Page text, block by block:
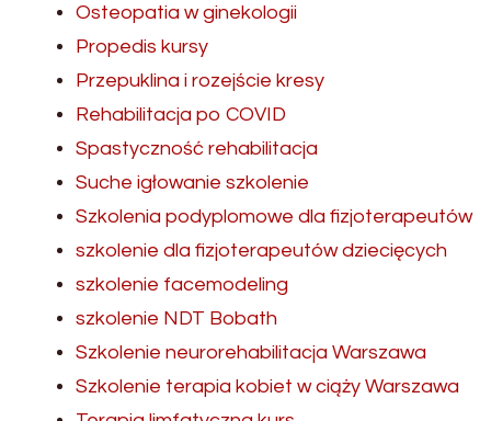
Osteopatia w ginekologii
Propedis kursy
Przepuklina i rozejście kresy
Rehabilitacja po COVID
Spastyczność rehabilitacja
Suche igłowanie szkolenie
Szkolenia podyplomowe dla fizjoterapeutów
szkolenie dla fizjoterapeutów dziecięcych
szkolenie facemodeling
szkolenie NDT Bobath
Szkolenie neurorehabilitacja Warszawa
Szkolenie terapia kobiet w ciąży Warszawa